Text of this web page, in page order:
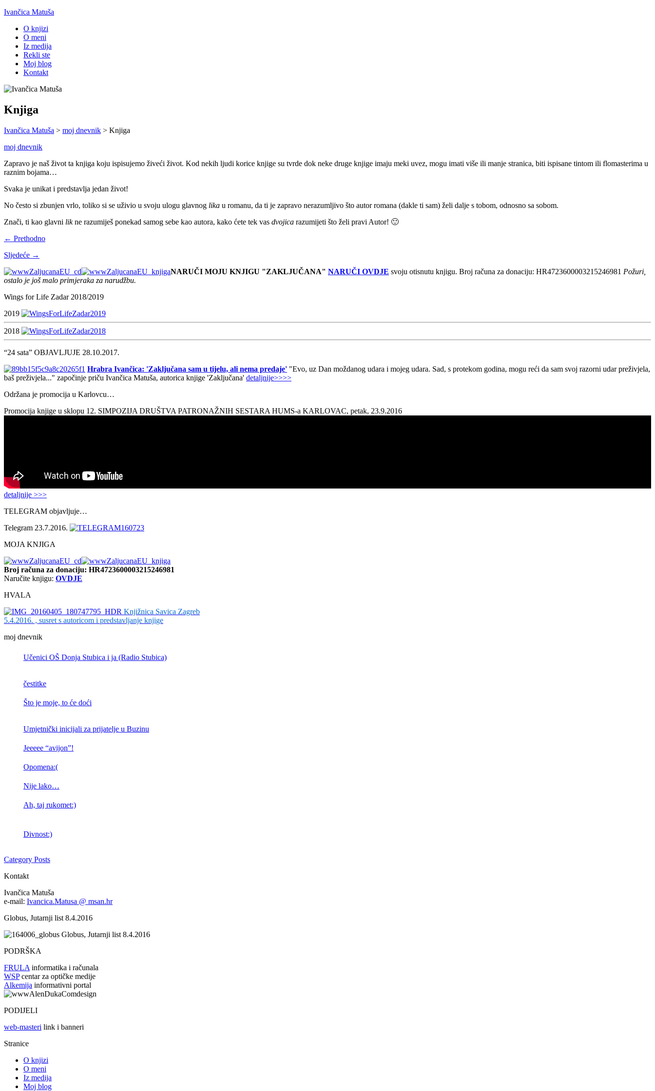
Ivančica Matuša
O knjizi
O meni
Iz medija
Rekli ste
Moj blog
Kontakt
Knjiga
Ivančica Matuša > moj dnevnik > Knjiga
moj dnevnik
Zapravo je naš život ta knjiga koju ispisujemo živeći život. Kod nekih ljudi korice knjige su tvrde dok neke druge knjige imaju meki uvez, mogu imati više ili manje stranica, biti ispisane tintom ili flomasterima u
raznim bojama…
Svaka je unikat i predstavlja jedan život!
No često si zbunjen vrlo, toliko si se uživio u svoju ulogu glavnog lika u romanu, da ti je zapravo nerazumljivo što autor romana (dakle ti sam) želi dalje s tobom, odnosno sa sobom.
Znači, ti kao glavni likne razumiješ ponekad samog sebe kao autora, kako ćete tek vas dvojica razumijeti što želi pravi Autor! 🙂
← Prethodno
Sljedeće →
NARUČI MOJU KNJIGU "ZAKLJUČANA" NARUČI OVDJE svoju otisnutu knjigu. Broj računa za donaciju: HR4723600003215246981 Požuri,
ostalo je još malo primjeraka za narudžbu.
Wings for Life Zadar 2018/2019
2019
2018
“24 sata” OBJAVLJUJE 28.10.2017.
Hrabra Ivančica: 'Zaključana sam u tijelu, ali nema predaje' "Evo, uz Dan moždanog udara i mojeg udara. Sad, s protekom godina, mogu reći da sam svoj razorni udar preživjela,
baš preživjela..." započinje priču Ivančica Matuša, autorica knjige 'Zaključana' detaljnije>>>>
Održana je promocija u Karlovcu…
Promocija knjige u sklopu 12. SIMPOZIJA DRUŠTVA PATRONAŽNIH SESTARA HUMS-a KARLOVAC, petak, 23.9.2016
detaljnije >>>
TELEGRAM objavljuje…
Telegram 23.7.2016.
MOJA KNJIGA
Broj računa za donaciju: HR4723600003215246981
Naručite knjigu: OVDJE
HVALA
Knjižnica Savica Zagreb
5.4.2016. , susret s autoricom i predstavljanje knjige
moj dnevnik
Učenici OŠ Donja Stubica i ja (Radio Stubica)
čestitke
Što je moje, to će doći
Umjetnički inicijali za prijatelje u Buzinu
Jeeeee “avijon”!
Opomena:(
Nije lako…
Ah, taj rukomet:)
Divnost:)
Category Posts
Kontakt
Ivančica Matuša
e-mail: Ivancica.Matusa @ msan.hr
Globus, Jutarnji list 8.4.2016
Globus, Jutarnji list 8.4.2016
PODRŠKA
FRULA informatika i računala
WSPcentar za optičke medije
Alkemija informativni portal
PODIJELI
web-masteri link i banneri
Stranice
O knjizi
O meni
Iz medija
Moj blog